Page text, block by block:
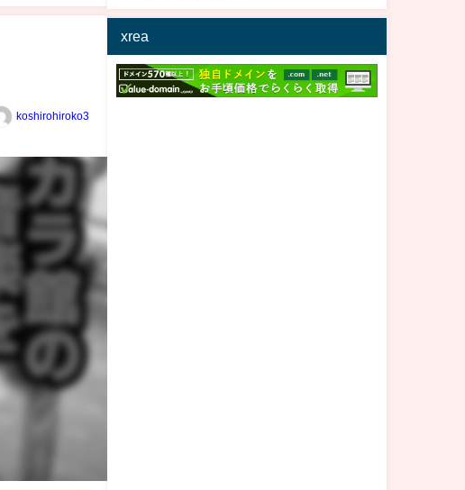
koshirohiroko3
xrea